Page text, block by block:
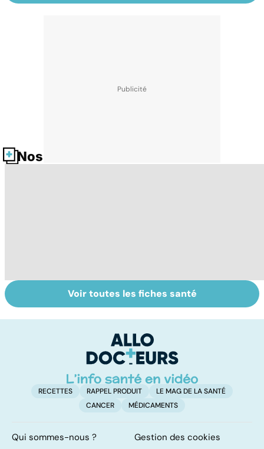
Nos fiches santé
Covid-19 : tout
savoir sur la
Variole du singe :
symptômes,
traitements
Voir toutes les fiches santé
RECETTES RAPPEL PRODUIT
LE MAG DE LA SANTÉ
CANCER
MÉDICAMENTS
Qui sommes-nous ?
Gestion des cookies